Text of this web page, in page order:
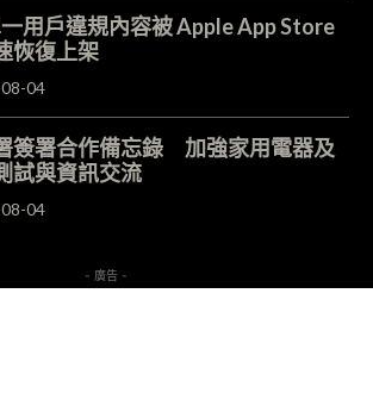
用戶違規內容被 Apple App Store
恢復上架
04
簽署合作備忘錄 加強家用電器及
試與資訊交流
04
- 廣告 -